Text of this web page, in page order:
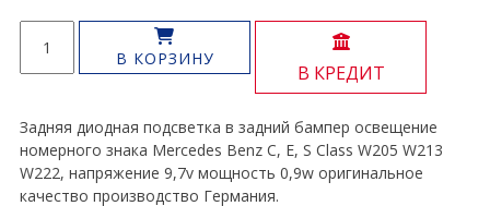
товара
Фонарь
гос
знака
C,
E,
В КОРЗИНУ
В КРЕДИТ
Задняя диодная подсветка в задний бампер освещение
номерного знака Mercedes Benz C, E, S Class W205 W213
W222, напряжение 9,7v мощность 0,9w оригинальное
качество производство Германия.